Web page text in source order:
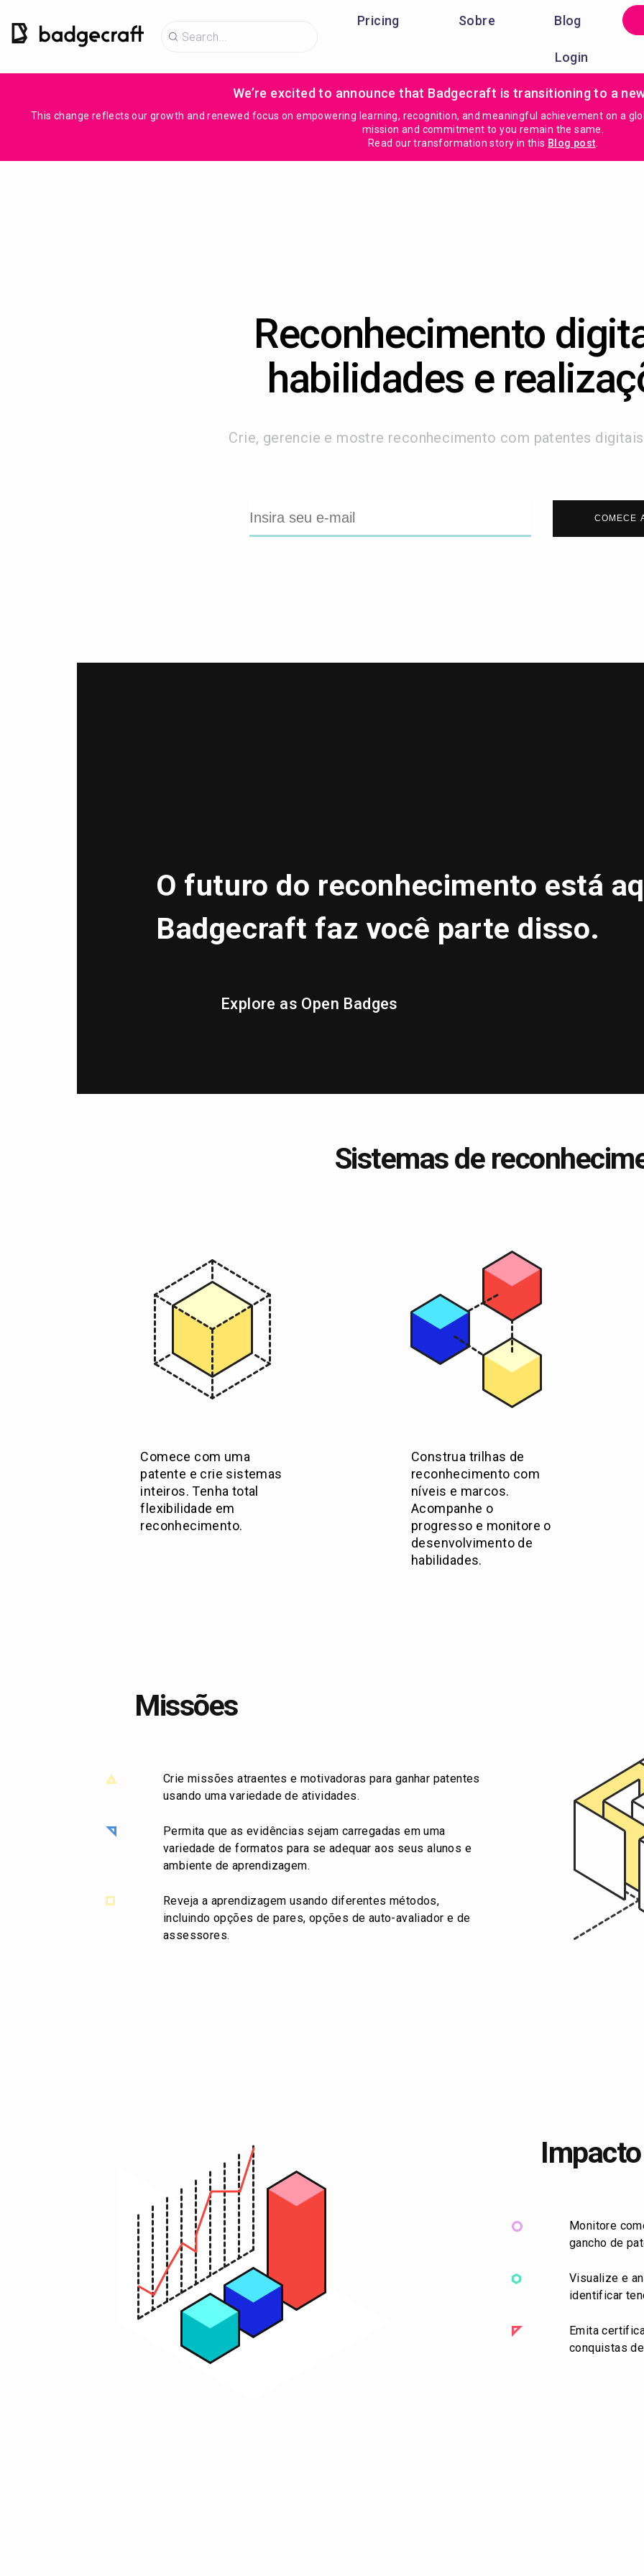
Pricing Sobre Blog
Login
We’re excited to announce that Badgecraft is transitioning to a
This change reflects our growth and renewed focus on empowering learning, recognition, and meaningful achievement on a
mission and commitment to you remain the same.
Read our transformation story in this Blog post
Reconhecimento
habilidades e
Crie, gerencie e mostre reconhecimento com patentes digitais
COMECE
O futuro do reconhecimento está
Badgecraft faz você parte disso.
Explore as Open Badges
Sistemas de
Comece com uma
patente e crie sistemas
inteiros. Tenha total
flexibilidade em
reconhecimento.
Construa trilhas de
reconhecimento com
níveis e marcos.
Acompanhe o
progresso e monitore o
desenvolvimento de
habilidades.
Missões
Crie missões atraentes e motivadoras para ganhar patentes
usando uma variedade de atividades.
Permita que as evidências sejam carregadas em uma
variedade de formatos para se adequar aos seus alunos e
ambiente de aprendizagem.
Reveja a aprendizagem usando diferentes métodos,
incluindo opções de pares, opções de auto-avaliador e de
assessores.
Monitore
gancho de
Visualize e
identificar
Emita
conquistas